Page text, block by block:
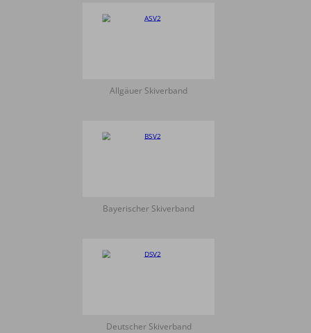
Allgäuer Skiverband
Bayerischer Skiverband
Deutscher Skiverband